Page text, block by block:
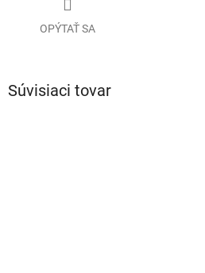
OPÝTAŤ SA
Súvisiaci tovar